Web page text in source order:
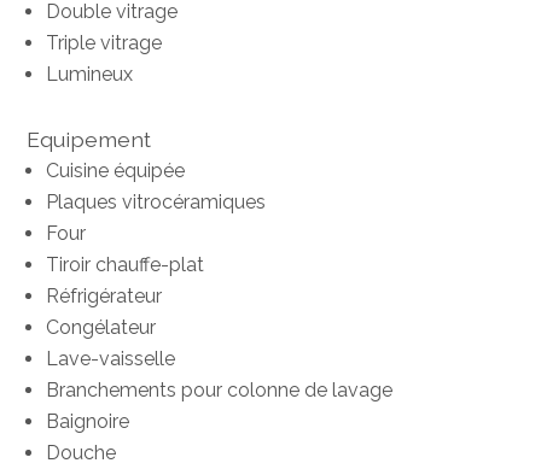
Double vitrage
Triple vitrage
Lumineux
Equipement
Cuisine équipée
Plaques vitrocéramiques
Four
Tiroir chauffe-plat
Réfrigérateur
Congélateur
Lave-vaisselle
Branchements pour colonne de lavage
Baignoire
Douche